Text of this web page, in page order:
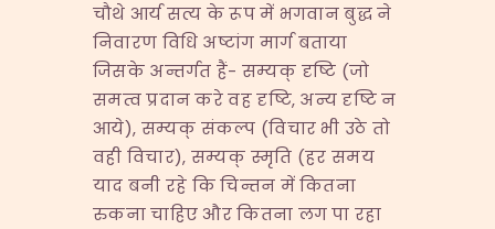
चौथे आर्य सत्य के रूप में भगवान बुद्ध ने
निवारण विधि अष्टांग मार्ग बताया
जिसके अन्तर्गत हैं- सम्यक् दृष्टि (जो
समत्व प्रदान करे वह दृष्टि, अन्य दृष्टि न
आये), सम्यक् संकल्प (विचार भी उठे तो
वही विचार), सम्यक् स्मृति (हर समय
याद बनी रहे कि चिन्तन में कितना
रुकना चाहिए और कितना लग पा रहा